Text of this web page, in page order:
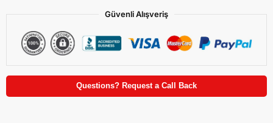
Güvenli Alışveriş
Questions? Request a Call Back